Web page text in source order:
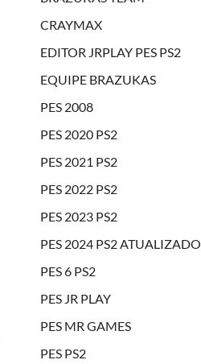
CRAYMAX
EDITOR JRPLAY PES PS2
EQUIPE BRAZUKAS
PES 2008
PES 2020 PS2
PES 2021 PS2
PES 2022 PS2
PES 2023 PS2
PES 2024 PS2 ATUALIZADO
PES 6 PS2
PES JR PLAY
PES MR GAMES
PES PS2